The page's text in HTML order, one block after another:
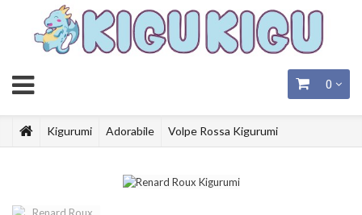
0
Kigurumi Adorabile Volpe Rossa Kigurumi